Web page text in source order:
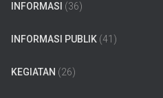
INFORMASI (36)
INFORMASI PUBLIK (41)
KEGIATAN (26)